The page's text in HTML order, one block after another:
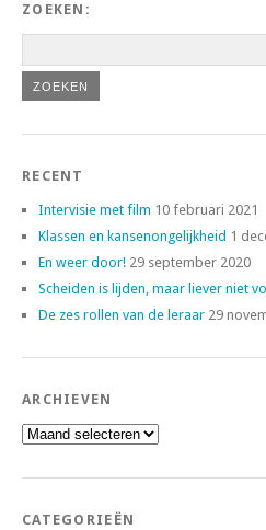
ZOEKEN:
RECENT
Intervisie met film 10 februari 2021
Klassen en kansenongelijkheid 1
En weer door! 29 september 2020
Scheiden is lijden, maar liever niet
De zes rollen van de leraar 29
ARCHIEVEN
Archieven
CATEGORIEËN